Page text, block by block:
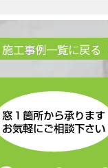
施工事例一覧に戻る